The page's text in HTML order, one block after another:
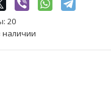
20
наличии